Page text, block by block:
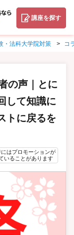
講座を探す
・法科大学院対策 コ
の声｜とに
して知識に
トに戻るを
はプロモーションが
いることがあります